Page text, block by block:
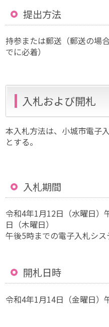
提出方法
持参または郵送（郵送の場
でに必着）
入札および開札
本入札方法は、小城市電子
とする。
入札期間
令和4年1月12日（水曜日）
日（木曜日）
午後5時までの電子入札シ
開札日時
令和4年1月14日（金曜日）